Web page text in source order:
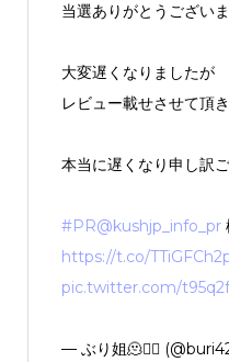
当選ありがとうござい
大変遅くなりましたが
レビュー載せさせて頂
本当に遅くなり申し訳
#PR@kushjp_info_pr
https://t.co/
pic.twitter.com/
— ぶり姐🫠❤️‍🔥